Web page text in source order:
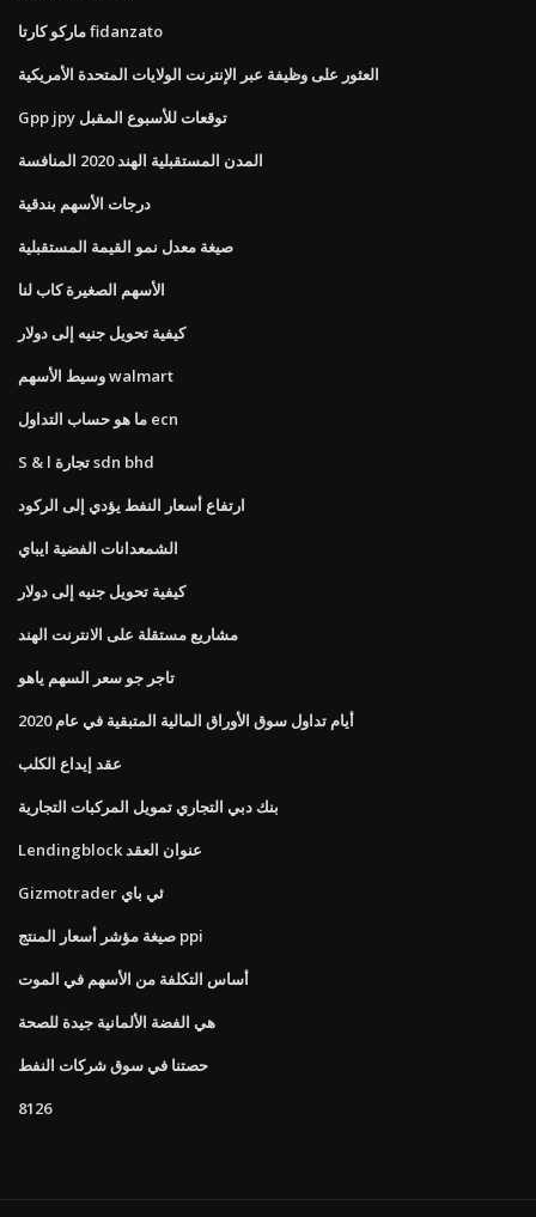
ماركو كارتا fidanzato
العثور على وظيفة عبر الإنترنت الولايات المتحدة الأمريكية
Gpp jpy توقعات للأسبوع المقبل
المدن المستقبلية الهند 2020 المنافسة
درجات الأسهم بندقية
صيغة معدل نمو القيمة المستقبلية
الأسهم الصغيرة كاب لنا
كيفية تحويل جنيه إلى دولار
وسيط الأسهم walmart
ما هو حساب التداول ecn
S & l تجارة sdn bhd
ارتفاع أسعار النفط يؤدي إلى الركود
الشمعدانات الفضية ايباي
كيفية تحويل جنيه إلى دولار
مشاريع مستقلة على الانترنت الهند
تاجر جو سعر السهم ياهو
أيام تداول سوق الأوراق المالية المتبقية في عام 2020
عقد إيداع الكلب
بنك دبي التجاري تمويل المركبات التجارية
Lendingblock عنوان العقد
Gizmotrader ئي باي
صيغة مؤشر أسعار المنتج ppi
أساس التكلفة من الأسهم في الموت
هي الفضة الألمانية جيدة للصحة
حصتنا في سوق شركات النفط
8126